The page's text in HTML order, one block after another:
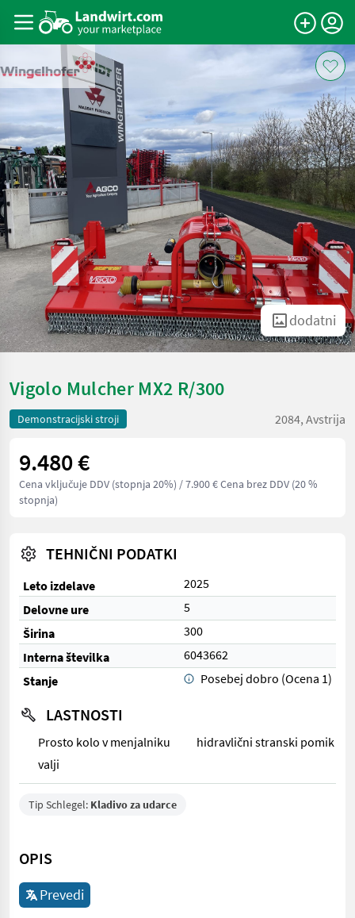
dodatni
Vigolo Mulcher MX2 R/300
Demonstracijski stroji 2084, Avstrija
9.480 €
Cena vključuje DDV (stopnja 20%) / 7.900 € Cena brez DDV (20 %
stopnja)
TEHNIČNI PODATKI
Leto izdelave
2025
Delovne ure
5
Širina
300
Interna številka
6043662
Stanje
Posebej dobro (Ocena 1)
LASTNOSTI
Prosto kolo v menjalniku
hidravlični stranski pomik
valji
Tip Schlegel: Kladivo za udarce
OPIS
Prevedi